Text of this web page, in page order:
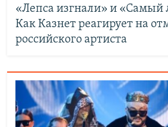
«Лепса изгнали» и «Самый
Как Казнет реагирует на
российского артиста